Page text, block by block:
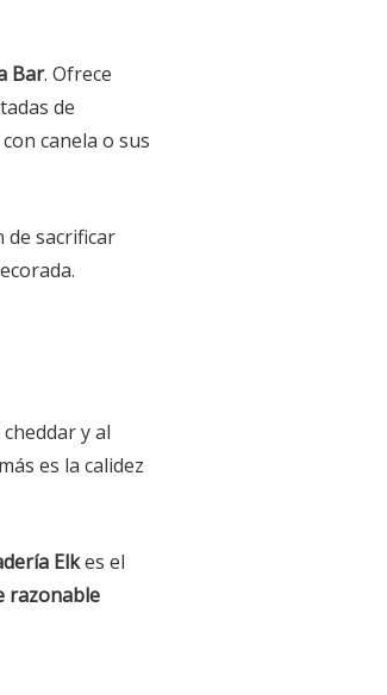
Bar. Ofrece
de
canela o sus
de sacrificar
y al
es la calidez
Elkes el
razonable